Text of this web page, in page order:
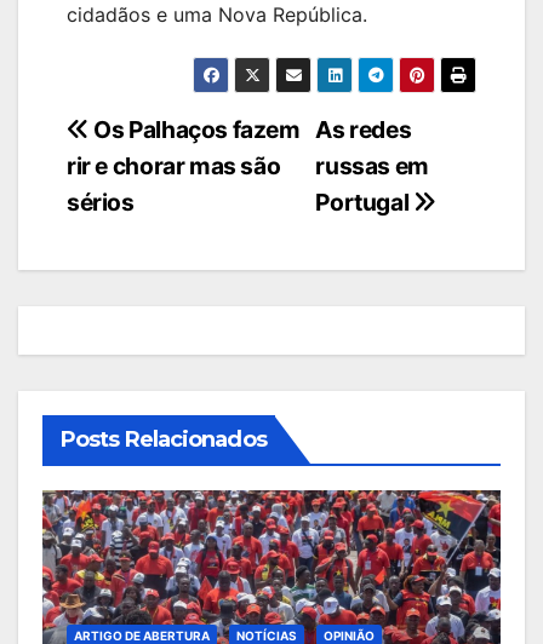
cidadãos e uma Nova República.
Navegação
de
artigos
As redes
russas em
Portugal
Os Palhaços fazem
rir e chorar mas são
sérios
Posts Relacionados
ARTIGO DE ABERTURA NOTÍCIAS OPINIÃO